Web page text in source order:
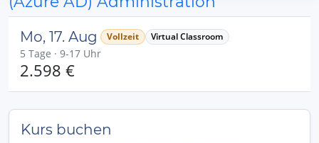
Mo, 17. Aug Vollzeit Virtual Classroom
5 Tage · 9-17 Uhr
2.598 €
Kurs buchen